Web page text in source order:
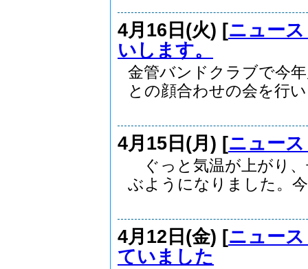
4月16日(火) [ニュー
いします。
金管バンドクラブで今
との顔合わせの会を行
4月15日(月) [ニュー
ぐっと気温が上がり、
ぶようになりました。
4月12日(金) [ニュー
ていました